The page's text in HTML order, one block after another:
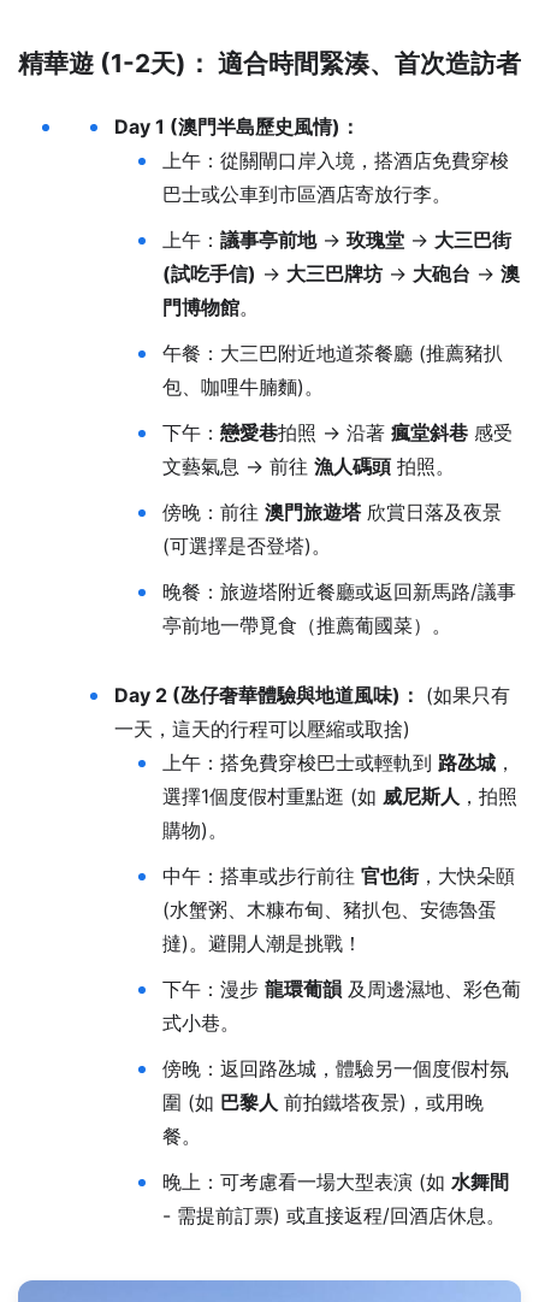
精華遊 (1-2天)： 適合時間緊湊、首次造訪者
Day 1 (澳門半島歷史風情)：
上午：從關閘口岸入境，搭酒店免費穿梭
巴士或公車到市區酒店寄放行李。
上午： 議事亭前地→ 玫瑰堂 → 大三巴街
(試吃手信) → 大三巴牌坊 → 大砲台 → 澳
門博物館。
午餐：大三巴附近地道茶餐廳 (推薦豬扒
包、咖哩牛腩麵)。
下午： 戀愛巷拍照 → 沿著 瘋堂斜巷 感受
文藝氣息 → 前往 漁人碼頭 拍照。
傍晚：前往 澳門旅遊塔欣賞日落及夜景
(可選擇是否登塔)。
晚餐：旅遊塔附近餐廳或返回新馬路/議事
亭前地一帶覓食（推薦葡國菜）。
Day 2 (氹仔奢華體驗與地道風味)： (如果只有
一天，這天的行程可以壓縮或取捨)
上午：搭免費穿梭巴士或輕軌到 路氹城 ，
選擇1個度假村重點逛 (如 威尼斯人 ，拍照
購物)。
中午：搭車或步行前往 官也街，大快朵頤
(水蟹粥、木糠布甸、豬扒包、安德魯蛋
撻)。避開人潮是挑戰！
下午：漫步 龍環葡韻 及周邊濕地、彩色葡
式小巷。
傍晚：返回路氹城，體驗另一個度假村氛
圍 (如 巴黎人 前拍鐵塔夜景)，或用晚
餐。
晚上：可考慮看一場大型表演 (如 水舞間
- 需提前訂票) 或直接返程/回酒店休息。